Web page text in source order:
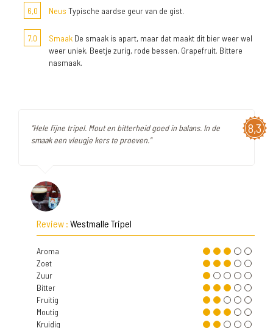
6,0 Neus Typische aardse geur van de gist.
7,0 Smaak De smaak is apart, maar dat maakt dit bier weer wel
weer uniek. Beetje zurig, rode bessen. Grapefruit. Bittere
nasmaak.
8,3
"Hele fijne tripel. Mout en bitterheid goed in balans. In de
smaak een vleugje kers te proeven."
Review : Westmalle Tripel
Aroma
Zoet
Zuur
Bitter
Fruitig
Moutig
Kruidig